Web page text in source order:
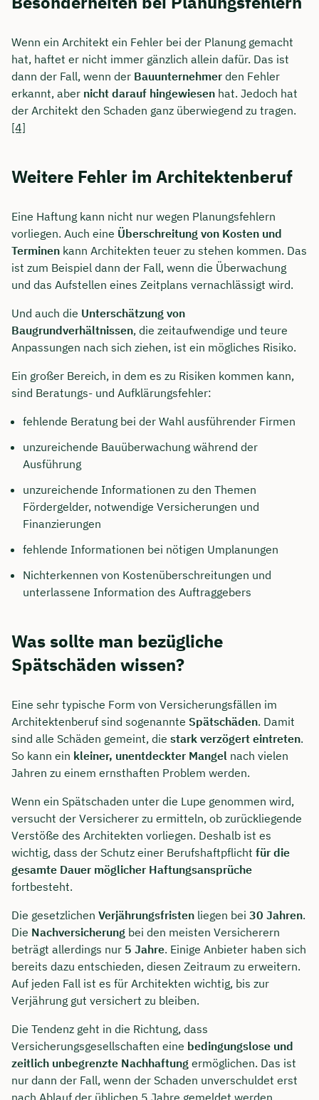
Wenn ein Architekt ein Fehler bei der Planung gemacht
hat, haftet er nicht immer gänzlich allein dafür. Das ist
dann der Fall, wenn der Bauunternehmer den Fehler
erkannt, aber nicht darauf hingewiesen hat. Jedoch hat
der Architekt den Schaden ganz überwiegend zu tragen.
[4]
Weitere Fehler im Architektenberuf
Eine Haftung kann nicht nur wegen Planungsfehlern
vorliegen. Auch eine Überschreitung von Kosten und
Terminen kann Architekten teuer zu stehen kommen. Das
ist zum Beispiel dann der Fall, wenn die Überwachung
und das Aufstellen eines Zeitplans vernachlässigt wird.
Und auch die Unterschätzung von
Baugrundverhältnissen, die zeitaufwendige und teure
Anpassungen nach sich ziehen, ist ein mögliches Risiko.
Ein großer Bereich, in dem es zu Risiken kommen kann,
sind Beratungs- und Aufklärungsfehler:
fehlende Beratung bei der Wahl ausführender Firmen
unzureichende Bauüberwachung während der
Ausführung
unzureichende Informationen zu den Themen
Fördergelder, notwendige Versicherungen und
Finanzierungen
fehlende Informationen bei nötigen Umplanungen
Nichterkennen von Kostenüberschreitungen und
unterlassene Information des Auftraggebers
Was sollte man bezügliche
Spätschäden wissen?
Eine sehr typische Form von Versicherungsfällen im
Architektenberuf sind sogenannte Spätschäden. Damit
sind alle Schäden gemeint, die stark verzögert eintreten.
So kann ein kleiner, unentdeckter Mangel nach vielen
Jahren zu einem ernsthaften Problem werden.
Wenn ein Spätschaden unter die Lupe genommen wird,
versucht der Versicherer zu ermitteln, ob zurückliegende
Verstöße des Architekten vorliegen. Deshalb ist es
wichtig, dass der Schutz einer Berufshaftpflicht für die
gesamte Dauer möglicher Haftungsansprüche
fortbesteht.
Die gesetzlichen Verjährungsfristen liegen bei 30 Jahren.
Die Nachversicherung bei den meisten Versicherern
beträgt allerdings nur 5 Jahre. Einige Anbieter haben sich
bereits dazu entschieden, diesen Zeitraum zu erweitern.
Auf jeden Fall ist es für Architekten wichtig, bis zur
Verjährung gut versichert zu bleiben.
Die Tendenz geht in die Richtung, dass
Versicherungsgesellschaften eine bedingungslose und
zeitlich unbegrenzte Nachhaftung ermöglichen. Das ist
nur dann der Fall, wenn der Schaden unverschuldet erst
Kostenfrei & unverbindlich
🗓️ Wählen Sie jetzt Ihren Wunschtermin: